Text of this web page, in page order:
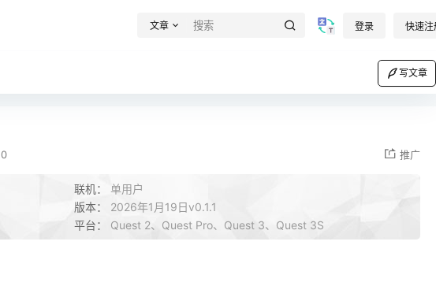
文章 登录 快速注
写文章
0 推广
联机： 单用户
版本： 2026年1月19日v0.1.1
平台： Quest 2、Quest Pro、Quest 3、Quest 3S